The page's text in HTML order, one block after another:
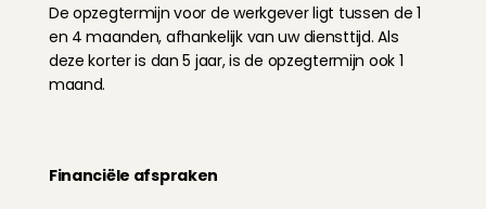
De opzegtermijn voor de werkgever ligt tussen de 1
en 4 maanden, afhankelijk van uw diensttijd. Als
deze korter is dan 5 jaar, is de opzegtermijn ook 1
maand.
Financiële afspraken